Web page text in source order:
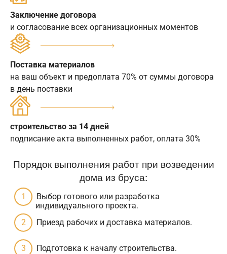
Заключение договора
и согласование всех организационных моментов
Поставка материалов
на ваш объект и предоплата 70% от суммы договора
в день поставки
строительство за 14 дней
подписание акта выполненных работ, оплата 30%
Порядок выполнения работ при возведении
дома из бруса:
Выбор готового или разработка
индивидуального проекта.
Приезд рабочих и доставка материалов.
Подготовка к началу строительства.